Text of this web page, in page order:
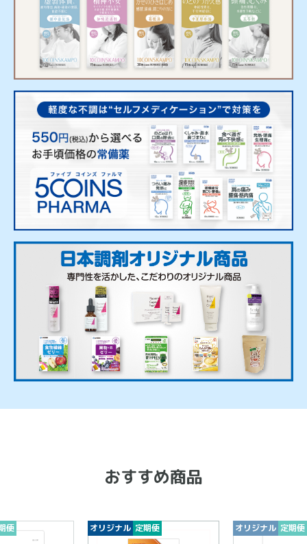
おすすめ商品
便 オリジナル 定期便 オリジナル 定期便